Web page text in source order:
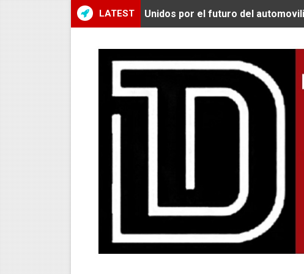
LATEST Unidos por el futuro del
Radamel Falcao: “Espero seguir
MARATÓN DE LIMA: EL CHEQUEO
CLAUDIO PIZARRO: "YO
URUBAMBA CORONÓ A LOS
SANTÍSIMO DOWNHILL 2026:
Se inauguró el Campeonato
ÁNGELO CARO SE CONSAGRA